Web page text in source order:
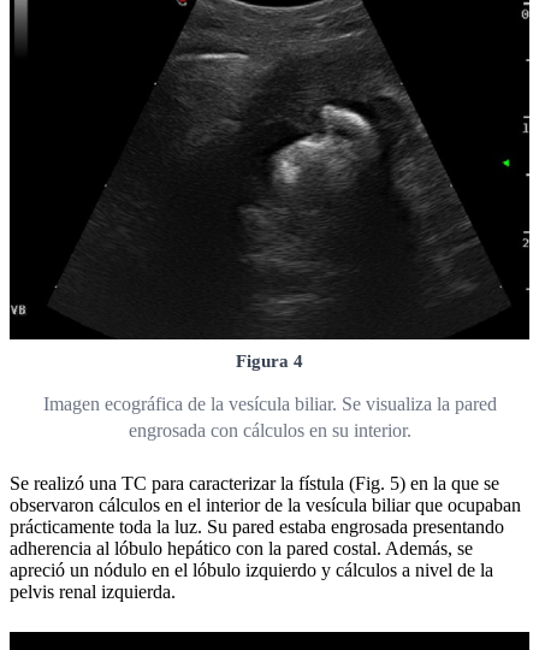
Figura 4
Imagen ecográfica de la vesícula biliar. Se visualiza la pared
engrosada con cálculos en su interior.
Se realizó una TC para caracterizar la fístula (Fig. 5) en la que se
observaron cálculos en el interior de la vesícula biliar que ocupaban
prácticamente toda la luz. Su pared estaba engrosada presentando
adherencia al lóbulo hepático con la pared costal. Además, se
apreció un nódulo en el lóbulo izquierdo y cálculos a nivel de la
pelvis renal izquierda.